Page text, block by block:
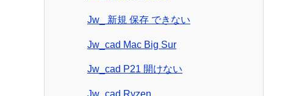
Jw_ 新規 保存 できない
Jw_cad Mac Big Sur
Jw_cad P21 開けない
Jw_cad Ryzen